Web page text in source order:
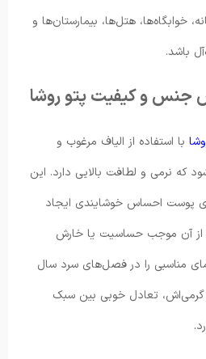
خوابگاه‌ها، هتل‌ها، بیمارستان‌ها و
باشد.
جنس و کیفیت پتو روشا
با استفاده از الیاف مرغوب و
که نرمی و لطافت بالایی دارد. این
پوست احساس خوشایندی ایجاد
از آن موجب حساسیت یا خارش
مناسبی را در فصل‌های سرد سال
فراهم می‌کند و با وزن ۲۱۰۰ گرمی‌اش، تعادل خوبی بین سبک